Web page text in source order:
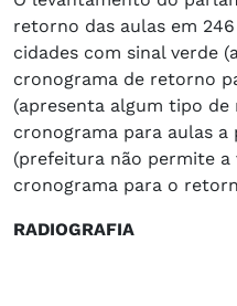
retorno das aulas em
cidades com sinal verde
cronograma de retorno
(apresenta algum tipo
cronograma para aulas
(prefeitura não permite
cronograma para o
RADIOGRAFIA